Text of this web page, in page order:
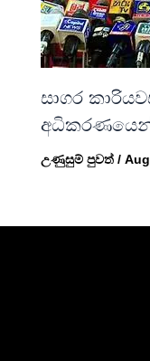
සාගර
අධිකරණයෙන්
උණුසුම් පුවත් /